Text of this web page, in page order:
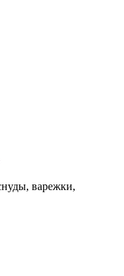
варежки,